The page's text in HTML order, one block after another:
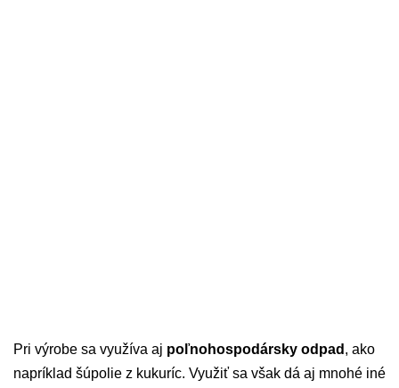
Pri výrobe sa využíva aj poľnohospodársky odpad , ako
napríklad šúpolie z kukuríc. Využiť sa však dá aj mnohé iné